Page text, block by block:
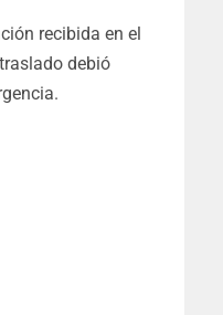
recibida en el
debió